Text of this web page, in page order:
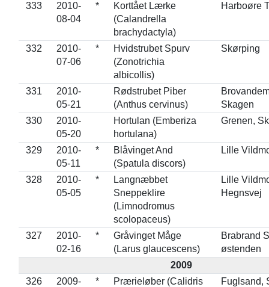
333
2010-
08-04
*
Korttået Lærke
(Calandrella
brachydactyla)
Harboøre
332
2010-
07-06
*
Hvidstrubet Spurv
(Zonotrichia
albicollis)
Skørping
331
2010-
05-21
Rødstrubet Piber
(Anthus cervinus)
Skagen
330
2010-
05-20
Hortulan (Emberiza
hortulana)
Grenen,
329
2010-
05-11
*
Blåvinget And
(Spatula discors)
Lille
328
2010-
05-05
*
Langnæbbet
Sneppeklire
(Limnodromus
scolopaceus)
Lille
Hegnsvej
327
2010-
02-16
*
Gråvinget Måge
(Larus glaucescens)
Brabrand
østenden
2009
326
2009-
*
Prærieløber (Calidris
Fuglsand,